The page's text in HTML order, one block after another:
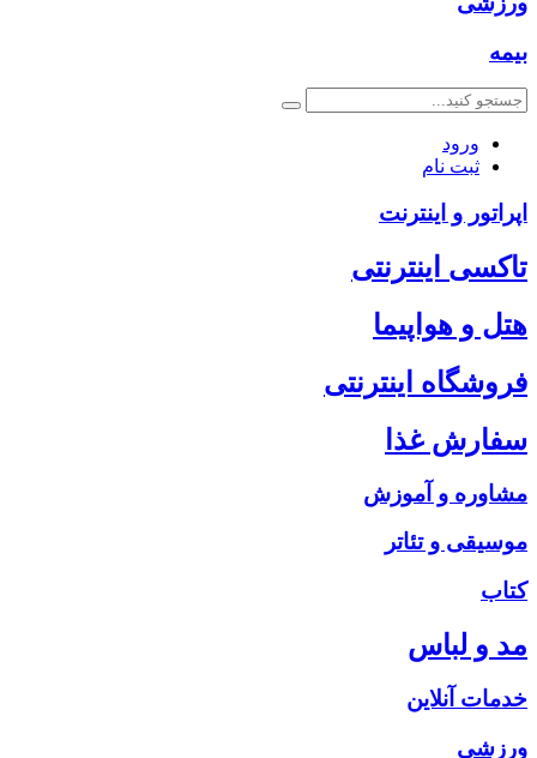
بیمه
ورود
ثبت نام
اپراتور و اینترنت
تاکسی اینترنتی
هتل و هواپیما
فروشگاه اینترنتی
سفارش غذا
مشاوره و آموزش
موسیقی و تئاتر
کتاب
مد و لباس
خدمات آنلاین
ورزشی